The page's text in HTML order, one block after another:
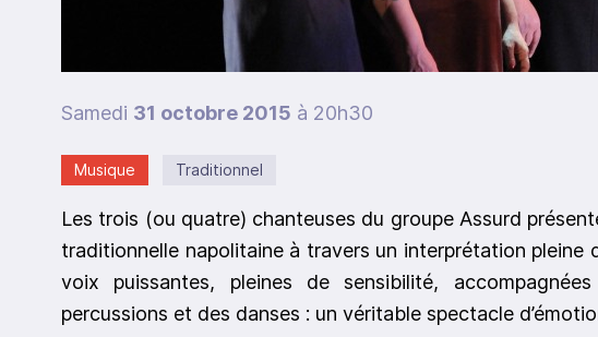
Samedi 31 octobre 2015 à 20h30
Musique Traditionnel
Les trois (ou quatre) chanteuses du groupe Assurd
traditionnelle napolitaine à travers un interprétation pleine
voix puissantes, pleines de sensibilité,
percussions et des danses : un véritable spectacle